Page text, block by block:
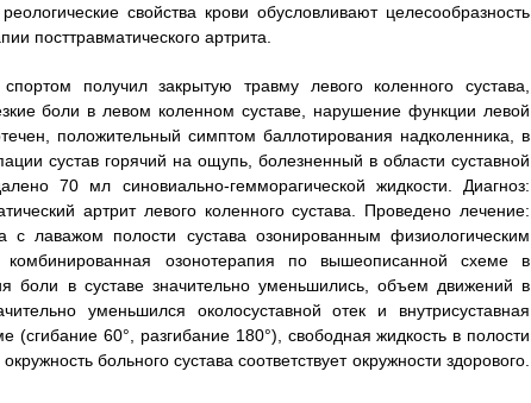
свойства крови обусловливают целесообразность
посттравматического артрита.
получил закрытую травму левого коленного сустава,
боли в левом коленном суставе, нарушение функции левой
положительный симптом баллотирования надколенника, в
сустав горячий на ощупь, болезненный в области суставной
70 мл синовиально-гемморагической жидкости. Диагноз:
артрит левого коленного сустава. Проведено лечение:
с лаважом полости сустава озонированным физиологическим
озонотерапия по вышеописанной схеме в
боли в суставе значительно уменьшились, объем движений в
уменьшился околосуставной отек и внутрисуставная
60°, разгибание 180°), свободная жидкость в полости
больного сустава соответствует окружности здорового.